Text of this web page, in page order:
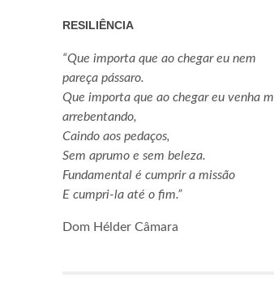
RESILIÊNCIA
“Que importa que ao chegar eu nem
pareça pássaro.
Que importa que ao chegar eu venha
arrebentando,
Caindo aos pedaços,
Sem aprumo e sem beleza.
Fundamental é cumprir a missão
E cumpri-la até o fim.”
Dom Hélder Câmara